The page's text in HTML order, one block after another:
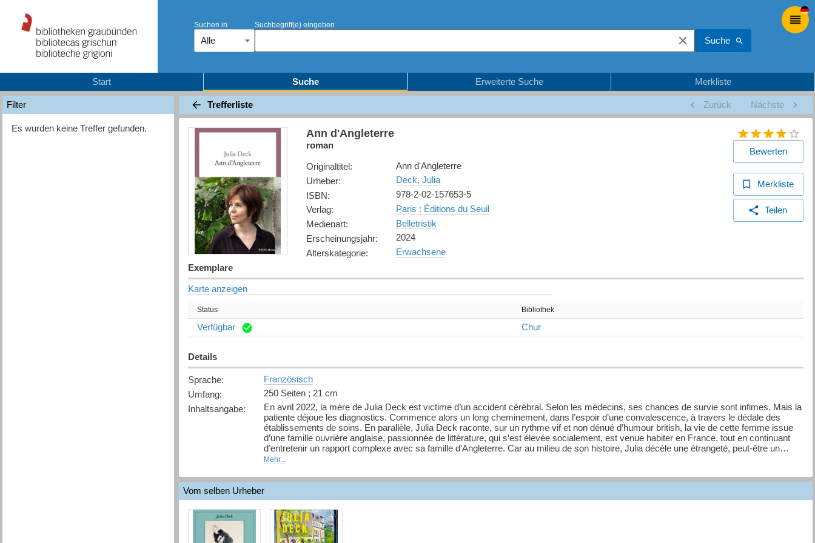
Suchen in
Alle
Suchbegriff(e) eingeben
Suche
Start Suche Erweiterte Suche Merkliste
Filter
Es wurden keine Treffer gefunden.
Trefferliste Zurück Nächste
Ann d'Angleterre
roman
Originaltitel:
Ann d'Angleterre
Urheber:
Deck, Julia
ISBN:
978-2-02-157653-5
Verlag:
Paris : Éditions du Seuil
Medienart:
Belletristik
Erscheinungsjahr:
2024
Alterskategorie: Erwachsene
Bewerten
Merkliste
Teilen
Exemplare
Karte anzeigen
Status Bibliothek
Verfügbar Chur
Details
Sprache:
Französisch
Umfang:
250 Seiten ; 21 cm
Inhaltsangabe:
En avril 2022, la mère de Julia Deck est victime d’un accident cérébral. Selon les médecins, ses chances de survie sont infimes. Mais la
patiente déjoue les diagnostics. Commence alors un long cheminement, dans l’espoir d’une convalescence, à travers le dédale des
établissements de soins. En parallèle, Julia Deck raconte, sur un rythme vif et non dénué d’humour british, la vie de cette femme issue
d’une famille ouvrière anglaise, passionnée de littérature, qui s’est élevée socialement, est venue habiter en France, tout en continuant
d’entretenir un rapport complexe avec sa famille d’Angleterre. Car au milieu de son histoire, Julia décèle une étrangeté, peut-être un
secret – un point aveugle dans le récit de sa filiation. Mais à cette interrogation, seule sa mère, précisément, pourrait répondre. Ce texte
Mehr...
Vom selben Urheber